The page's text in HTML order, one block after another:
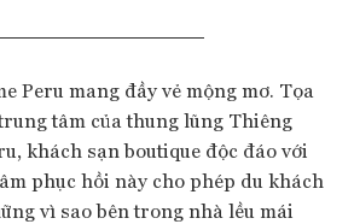
Peru mang đầy vẻ mộng mơ. Tọa
tâm của thung lũng Thiêng
khách sạn boutique độc đáo với
phục hồi này cho phép du khách
vì sao bên trong nhà lều mái